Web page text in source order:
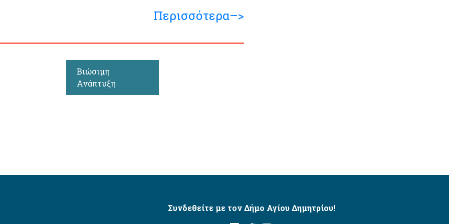
Περισσότερα–>
Βιώσιμη
Ανάπτυξη
Συνδεθείτε με τον Δήμο Αγίου Δημητρίου!